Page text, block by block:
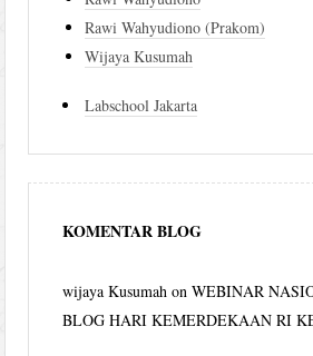
Rawi Wahyudiono (Prakom)
Wijaya Kusumah
Labschool Jakarta
KOMENTAR BLOG
wijaya Kusumah onWEBINAR
BLOG HARI KEMERDEKAAN RI